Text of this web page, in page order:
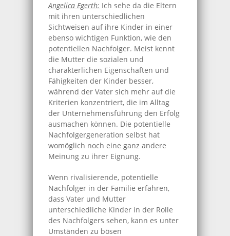
Angelica Egerth: Ich sehe da die Eltern
mit ihren unterschiedlichen
Sichtweisen auf ihre Kinder in einer
ebenso wichtigen Funktion, wie den
potentiellen Nachfolger. Meist kennt
die Mutter die sozialen und
charakterlichen Eigenschaften und
Fähigkeiten der Kinder besser,
während der Vater sich mehr auf die
Kriterien konzentriert, die im Alltag
der Unternehmensführung den Erfolg
ausmachen können. Die potentielle
Nachfolgergeneration selbst hat
womöglich noch eine ganz andere
Meinung zu ihrer Eignung.
Wenn rivalisierende, potentielle
Nachfolger in der Familie erfahren,
dass Vater und Mutter
unterschiedliche Kinder in der Rolle
des Nachfolgers sehen, kann es unter
Umständen zu bösen